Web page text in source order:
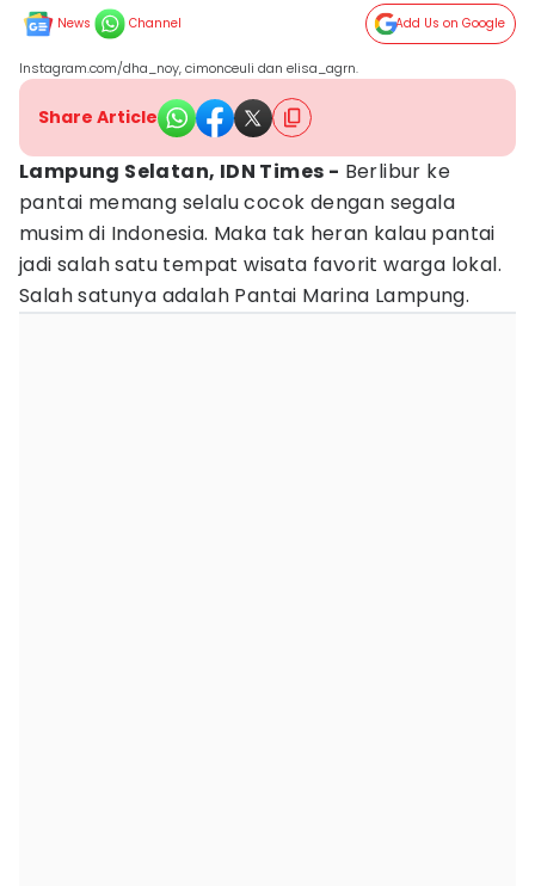
News Channel Add Us on Google
Instagram.com/dha_noy, cimonceuli dan elisa_agrn.
Share Article
Lampung Selatan, IDN Times - Berlibur ke
pantai memang selalu cocok dengan segala
musim di Indonesia. Maka tak heran kalau pantai
jadi salah satu tempat wisata favorit warga lokal.
Salah satunya adalah Pantai Marina Lampung.